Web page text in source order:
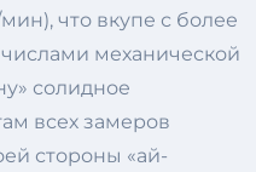
что вкупе с более
механической
солидное
всех замеров
стороны «ай-